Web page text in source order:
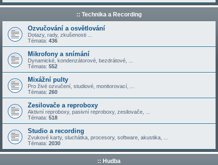
:: Technika a Recording
Ozvučování a osvětlování
Dotazy, rady, zkušenosti ...
Témata: 436
Mikrofony a snímání
Dynamické, kondenzátorové, bezdrátové, ...
Témata: 552
Mixážní pulty
Pro živé ozvučení, studiové, monitorovací, ...
Témata: 260
Zesilovače a reproboxy
Aktivní reproboxy, pasivní reproboxy, zesilovače, ...
Témata: 518
Studio a recording
Zvukové karty, sluchátka, procesory, software, akustika, ...
Témata: 2030
:: Hudba